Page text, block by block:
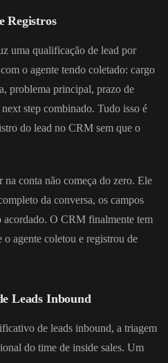
Registros
uma qualificação de lead por
o agente tendo coletado: cargo
problema principal, prazo de
step combinado. Tudo isso é
do lead no CRM sem que o
na conta não começa do zero. Ele
da conversa, os campos
acordado. O CRM finalmente tem
agente coletou e registrou de
Leads Inbound
de leads inbound, a triagem
do time de inside sales. Um